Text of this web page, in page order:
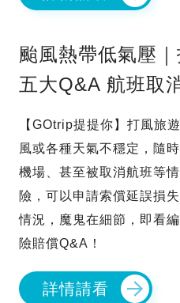
颱風熱帶低氣壓
五大Q&A 航班取
【GOtrip提提你】打風旅
風或各種天氣不穩定，隨
機場、甚至被取消航班等
險，可以申請索償延誤損
情況，魔鬼在細節，即看
險賠償Q&A！
詳情請看